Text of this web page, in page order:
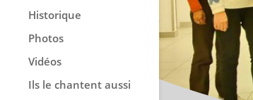
Historique
Photos
Vidéos
Ils le chantent aussi